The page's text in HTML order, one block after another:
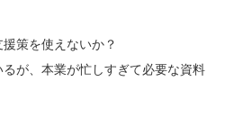
策を使えないか？
が、本業が忙しすぎて必要な資料